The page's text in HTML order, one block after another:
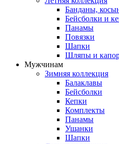
Банданы,
Бейсболки и
Панамы
Повязки
Шапки
Шляпы и
Мужчинам
Зимняя коллекция
Балаклавы
Бейсболки
Кепки
Комплекты
Панамы
Ушанки
Шапки